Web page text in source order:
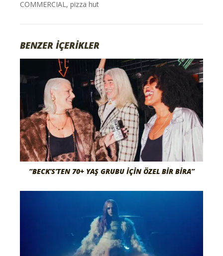
COMMERCIAL,pizza hut
BENZER İÇERİKLER
“BECK’S’TEN 70+ YAŞ GRUBU İÇIN ÖZEL BIR BIRA”